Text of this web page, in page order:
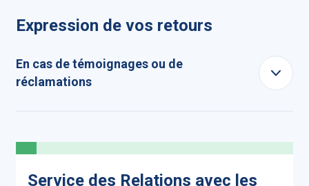
Expression de vos retours
En cas de témoignages ou de
réclamations
Service des Relations avec les